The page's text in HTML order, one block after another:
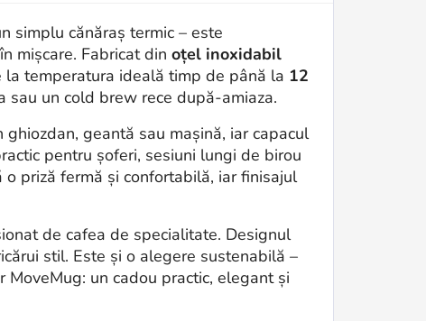
simplu cănăraș termic – este
mișcare. Fabricat din oțel inoxidabil
temperatura ideală timp de până la 12
un cold brew rece după-amiaza.
ghiozdan, geantă sau mașină, iar capacul
pentru șoferi, sesiuni lungi de birou
priză fermă și confortabilă, iar finisajul
de cafea de specialitate. Designul
stil. Este și o alegere sustenabilă –
un cadou practic, elegant și